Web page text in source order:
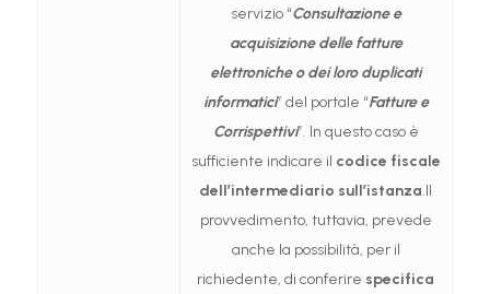
servizio “Consultazione e
acquisizione delle fatture
elettroniche o dei loro duplicati
informatici” del portale “Fatture e
Corrispettivi”. In questo caso è
sufficiente indicare il codice fiscale
dell’intermediario sull’istanza.Il
provvedimento, tuttavia, prevede
anche la possibilità, per il
richiedente, di conferire specifica